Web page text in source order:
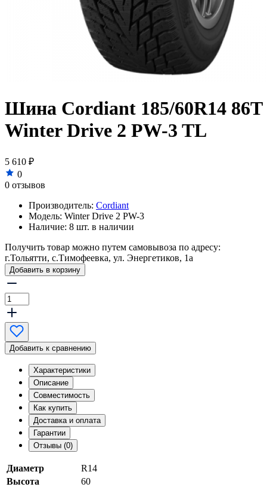
Шина Cordiant 185/60R14 86T
Winter Drive 2 PW-3 TL
5 610 ₽
0
0 отзывов
Производитель: Cordiant
Модель: Winter Drive 2 PW-3
Наличие: 8 шт. в наличии
Получить товар можно путем самовывоза по адресу:
г.Тольятти, с.Тимофеевка, ул. Энергетиков, 1а
Добавить в корзину
Добавить к сравнению
Характеристики
Описание
Совместимость
Как купить
Доставка и оплата
Гарантии
Отзывы (0)
Диаметр
R14
Высота
60